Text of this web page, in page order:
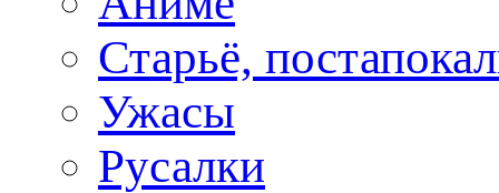
Старьё,
Ужасы
Русалки